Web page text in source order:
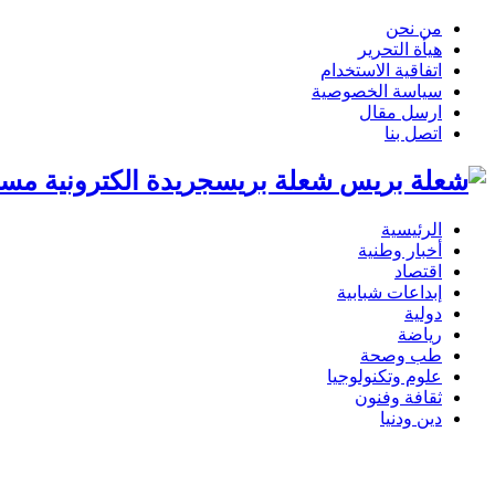
من نحن
هيأة التحرير
اتفاقية الاستخدام
سياسة الخصوصية
ارسل مقال
اتصل بنا
شعلة بريسجريدة الكترونية
الرئيسية
أخبار وطنية
اقتصاد
إبداعات شبابية
دولية
رياضة
طب وصحة
علوم وتكنولوجيا
ثقافة وفنون
دين ودنيا